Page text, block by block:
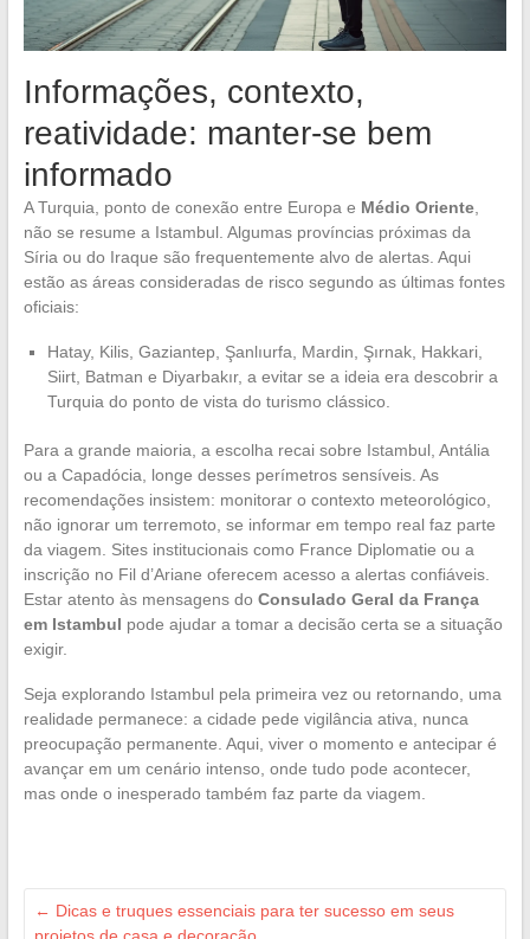
Informações, contexto,
reatividade: manter-se bem
informado
A Turquia, ponto de conexão entre Europa e Médio Oriente,
não se resume a Istambul. Algumas províncias próximas da
Síria ou do Iraque são frequentemente alvo de alertas. Aqui
estão as áreas consideradas de risco segundo as últimas fontes
oficiais:
Hatay, Kilis, Gaziantep, Şanlıurfa, Mardin, Şırnak, Hakkari,
Siirt, Batman e Diyarbakır, a evitar se a ideia era descobrir a
Turquia do ponto de vista do turismo clássico.
Para a grande maioria, a escolha recai sobre Istambul, Antália
ou a Capadócia, longe desses perímetros sensíveis. As
recomendações insistem: monitorar o contexto meteorológico,
não ignorar um terremoto, se informar em tempo real faz parte
da viagem. Sites institucionais como France Diplomatie ou a
inscrição no Fil d’Ariane oferecem acesso a alertas confiáveis.
Estar atento às mensagens do Consulado Geral da França
em Istambul pode ajudar a tomar a decisão certa se a situação
exigir.
Seja explorando Istambul pela primeira vez ou retornando, uma
realidade permanece: a cidade pede vigilância ativa, nunca
preocupação permanente. Aqui, viver o momento e antecipar é
avançar em um cenário intenso, onde tudo pode acontecer,
mas onde o inesperado também faz parte da viagem.
← Dicas e truques essenciais para ter sucesso em seus